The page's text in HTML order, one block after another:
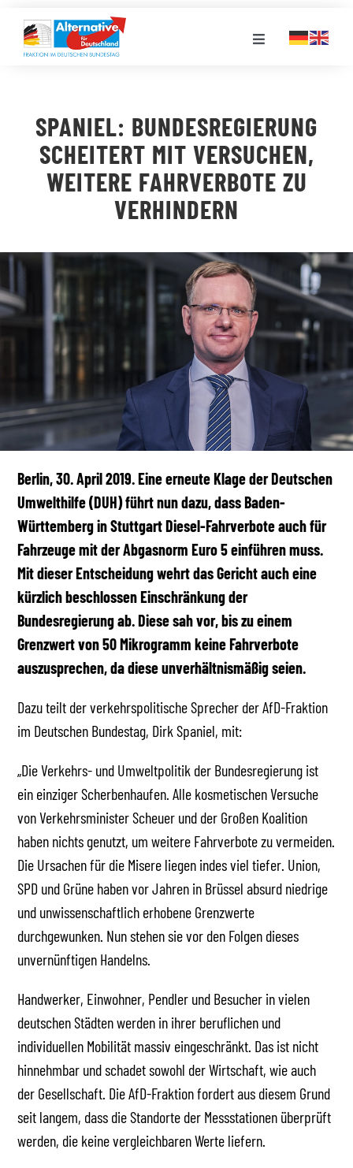
Inhalt
springen
Toggle
LANDESGRUPPEN
VERANSTALTUNGEN
STELLENPORTAL
MEDIATHEK
SPANIEL: BUNDESREGIERUNG
SCHEITERT MIT VERSUCHEN,
WEITERE FAHRVERBOTE ZU
VERHINDERN
Berlin, 30. April 2019. Eine erneute Klage der Deutschen
Umwelthilfe (DUH) führt nun dazu, dass Baden-
Württemberg in Stuttgart Diesel-Fahrverbote auch für
Fahrzeuge mit der Abgasnorm Euro 5 einführen muss.
Mit dieser Entscheidung wehrt das Gericht auch eine
kürzlich beschlossen Einschränkung der
Bundesregierung ab. Diese sah vor, bis zu einem
Grenzwert von 50 Mikrogramm keine Fahrverbote
auszusprechen, da diese unverhältnismäßig seien.
Dazu teilt der verkehrspolitische Sprecher der AfD-Fraktion
im Deutschen Bundestag, Dirk Spaniel, mit:
„Die Verkehrs- und Umweltpolitik der Bundesregierung ist
ein einziger Scherbenhaufen. Alle kosmetischen Versuche
von Verkehrsminister Scheuer und der Großen Koalition
haben nichts genutzt, um weitere Fahrverbote zu vermeiden.
Die Ursachen für die Misere liegen indes viel tiefer. Union,
SPD und Grüne haben vor Jahren in Brüssel absurd niedrige
und unwissenschaftlich erhobene Grenzwerte
durchgewunken. Nun stehen sie vor den Folgen dieses
unvernünftigen Handelns.
Handwerker, Einwohner, Pendler und Besucher in vielen
deutschen Städten werden in ihrer beruflichen und
individuellen Mobilität massiv eingeschränkt. Das ist nicht
hinnehmbar und schadet sowohl der Wirtschaft, wie auch
der Gesellschaft. Die AfD-Fraktion fordert aus diesem Grund
seit langem, dass die Standorte der Messstationen überprüft
werden, die keine vergleichbaren Werte liefern.